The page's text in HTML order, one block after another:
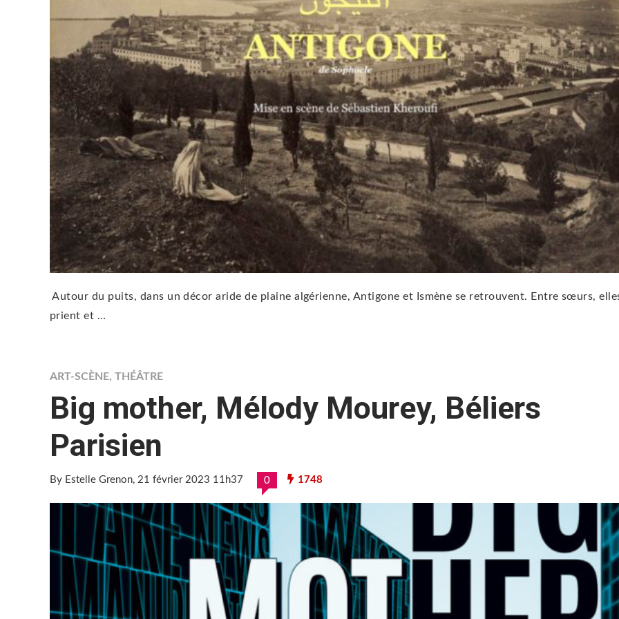
Autour du puits, dans un décor aride de plaine algérienne, Antigone et Ismène se retrouvent. Entre sœurs,
prient et …
ART-SCÈNE, THÉÂTRE
Big mother, Mélody Mourey, Béliers
Parisien
By Estelle Grenon, 21 février 2023 11h37 0 1748